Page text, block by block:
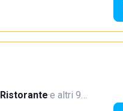
Ristorante·e altri 9…